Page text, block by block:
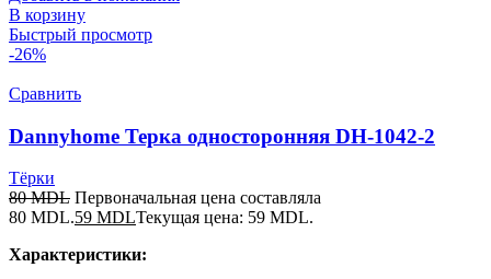
В корзину
Быстрый просмотр
-26%
Сравнить
Dannyhome Терка односторонняя DH-1042-2
Тёрки
80MDL Первоначальная цена составляла
80 MDL.59 MDLТекущая цена: 59 MDL.
Характеристики: